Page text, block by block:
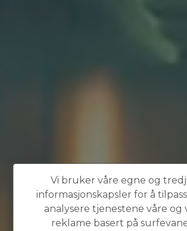
Vi bruker våre egne og
informasjonskapsler for å
analysere tjenestene våre og
reklame basert på